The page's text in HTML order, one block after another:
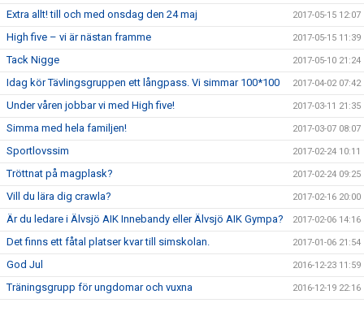
Extra allt! till och med onsdag den 24 maj 2017-05-15 12:07
High five – vi är nästan framme 2017-05-15 11:39
Tack Nigge 2017-05-10 21:24
Idag kör Tävlingsgruppen ett långpass. Vi simmar 100*100 2017-04-02 07:42
Under våren jobbar vi med High five! 2017-03-11 21:35
Simma med hela familjen! 2017-03-07 08:07
Sportlovssim 2017-02-24 10:11
Tröttnat på magplask? 2017-02-24 09:25
Vill du lära dig crawla? 2017-02-16 20:00
Är du ledare i Älvsjö AIK Innebandy eller Älvsjö AIK Gympa? 2017-02-06 14:16
Det finns ett fåtal platser kvar till simskolan. 2017-01-06 21:54
God Jul 2016-12-23 11:59
Träningsgrupp för ungdomar och vuxna 2016-12-19 22:16